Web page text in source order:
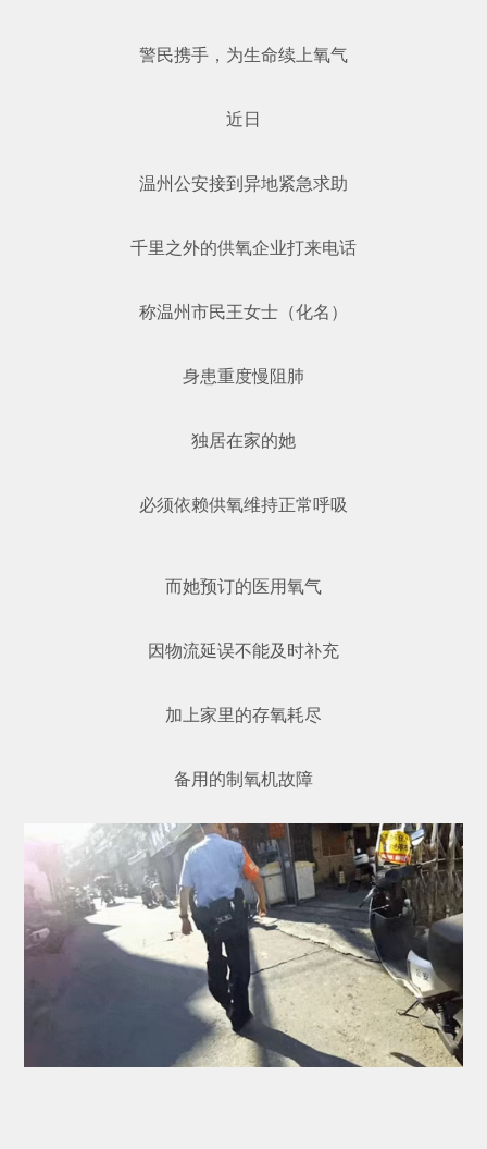
警民携手，为生命续上氧气
近日
温州公安接到异地紧急求助
千里之外的供氧企业打来电话
称温州市民王女士（化名）
身患重度慢阻肺
独居在家的她
必须依赖供氧维持正常呼吸
而她预订的医用氧气
因物流延误不能及时补充
加上家里的存氧耗尽
备用的制氧机故障